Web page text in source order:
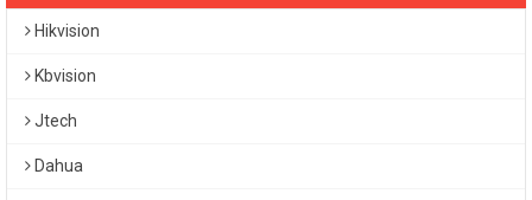
Hikvision
Kbvision
Jtech
Dahua